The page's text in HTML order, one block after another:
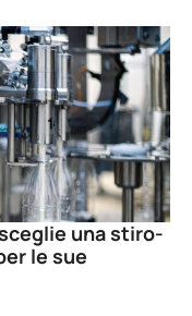
una stiro-
le sue